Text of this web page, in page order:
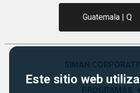
Este sitio web
Guatemala | Q